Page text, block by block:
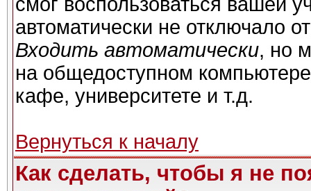
автоматически не отключало
Входить автоматически, но
на общедоступном
кафе, университете и т.д.
Вернуться к началу
Как сделать, чтобы я не